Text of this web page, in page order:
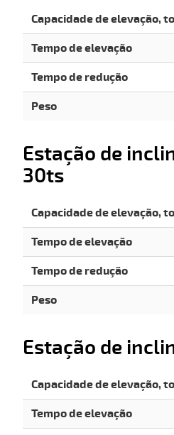
Capacidade de elevação,
Tempo de elevação
Tempo de redução
Peso
Estação de
30ts
Capacidade de elevação,
Tempo de elevação
Tempo de redução
Peso
Estação de
Capacidade de elevação,
Tempo de elevação